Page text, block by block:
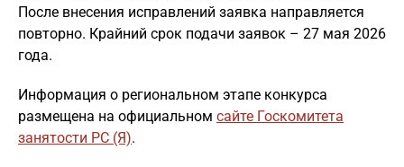
После внесения исправлений заявка направляется
повторно. Крайний срок подачи заявок – 27 мая 2026
года.
Информация о региональном этапе конкурса
размещена на официальном сайте Госкомитета
занятости РС (Я).